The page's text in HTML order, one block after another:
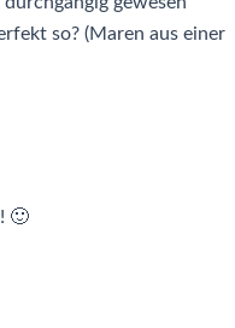
so? (Maren aus einer
🙂